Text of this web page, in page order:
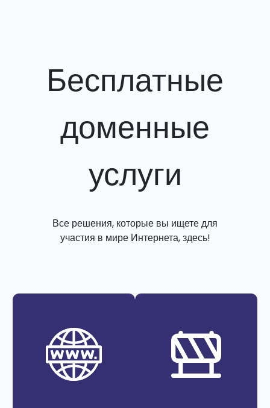
Бесплатные
доменные
услуги
Все решения, которые вы ищете для
участия в мире Интернета, здесь!